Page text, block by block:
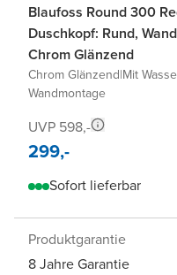
Blaufoss Round 300
Duschkopf: Rund,
Chrom Glänzend
Chrom Glänzend|Mit
Wandmontage
UVP 598,-
299,-
Sofort lieferbar
Produktgarantie
8 Jahre Garantie